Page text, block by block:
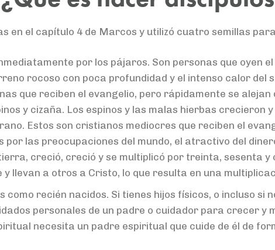
en el capítulo 4 de Marcos y utilizó cuatro semillas
por los pájaros. Son personas que oyen
rocoso con poca profundidad y el intenso calor del
que reciben el evangelio, pero rápidamente se
y cizaña. Los espinos y las malas hierbas crecieron
Estos son cristianos mediocres que reciben el
por las preocupaciones del mundo, el atractivo del
creció, creció y se multiplicó por treinta, sesenta y
llevan a otros a Cristo, lo que resulta en una
recién nacidos. Si tienes hijos físicos, o incluso si
personales de un padre o cuidador para crecer y
necesita un padre espiritual que cuide de él de